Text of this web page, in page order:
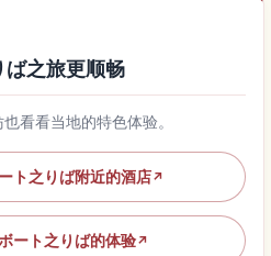
ば之旅更顺畅
看看当地的特色体验。
ト之りば附近的酒店↗
ート之りば的体验↗